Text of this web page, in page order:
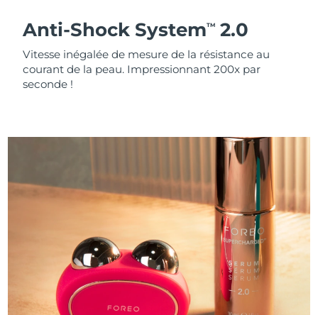
Anti-Shock SystemTM 2.0
Vitesse inégalée de mesure de la résistance au
courant de la peau. Impressionnant 200x par
seconde !